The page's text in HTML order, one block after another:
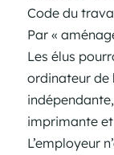
Code du
Par «
Les élus
ordinateur de
imprimante et
L’employeur